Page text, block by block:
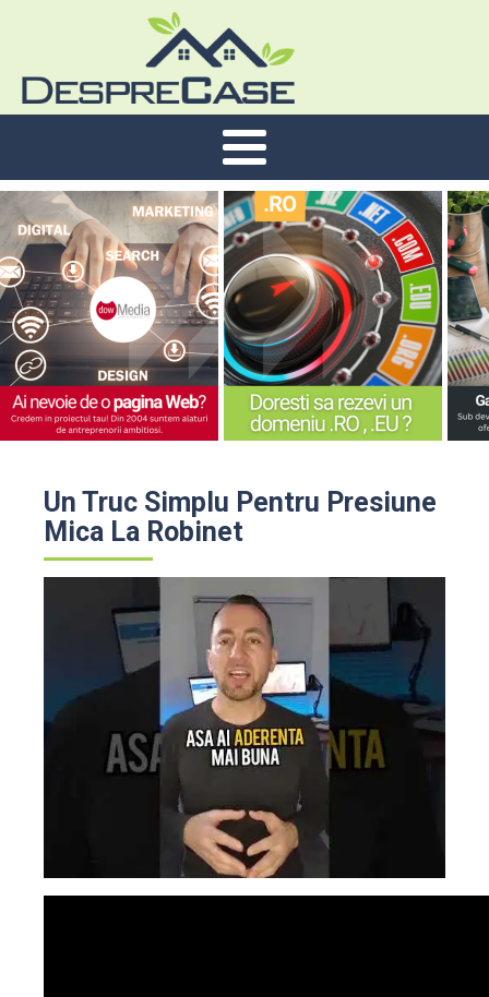
Un Truc Simplu Pentru Presiune
Mica La Robinet